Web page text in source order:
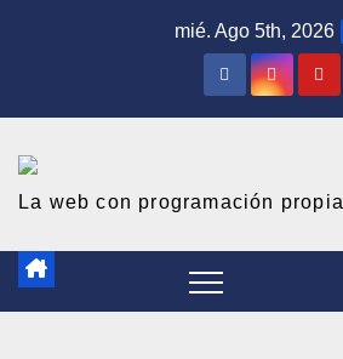
c
mié. Ago 5th, 2026
La web con programación propia